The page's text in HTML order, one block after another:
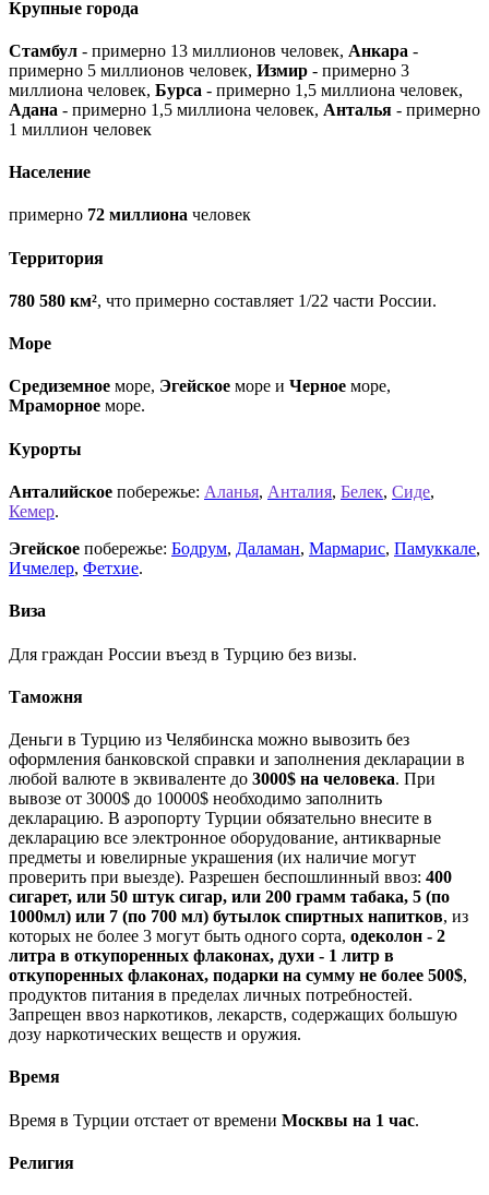
Крупные города
Стамбул - примерно 13 миллионов человек, Анкара -
примерно 5 миллионов человек, Измир - примерно 3
миллиона человек, Бурса - примерно 1,5 миллиона человек,
Адана - примерно 1,5 миллиона человек, Анталья - примерно
1 миллион человек
Население
примерно 72 миллиона человек
Территория
780 580 км², что примерно составляет 1/22 части России.
Море
Средиземное море, Эгейское море и Черное море,
Мраморное море.
Курорты
Анталийское побережье: Аланья, Анталия, Белек, Сиде,
Кемер.
Эгейское побережье: Бодрум, Даламан, Мармарис, Памуккале,
Ичмелер, Фетхие.
Виза
Для граждан России въезд в Турцию без визы.
Таможня
Деньги в Турцию из Челябинска можно вывозить без
оформления банковской справки и заполнения декларации в
любой валюте в эквиваленте до 3000$ на человека. При
вывозе от 3000$ до 10000$ необходимо заполнить
декларацию. В аэропорту Турции обязательно внесите в
декларацию все электронное оборудование, антикварные
предметы и ювелирные украшения (их наличие могут
проверить при выезде). Разрешен беспошлинный ввоз: 400
сигарет, или 50 штук сигар, или 200 грамм табака, 5 (по
1000мл) или 7 (по 700 мл) бутылок спиртных напитков, из
которых не более 3 могут быть одного сорта, одеколон - 2
литра в откупоренных флаконах, духи - 1 литр в
откупоренных флаконах, подарки на сумму не более 500$,
продуктов питания в пределах личных потребностей.
Запрещен ввоз наркотиков, лекарств, содержащих большую
дозу наркотических веществ и оружия.
Время
Время в Турции отстает от времени Москвы на 1 час.
Религия